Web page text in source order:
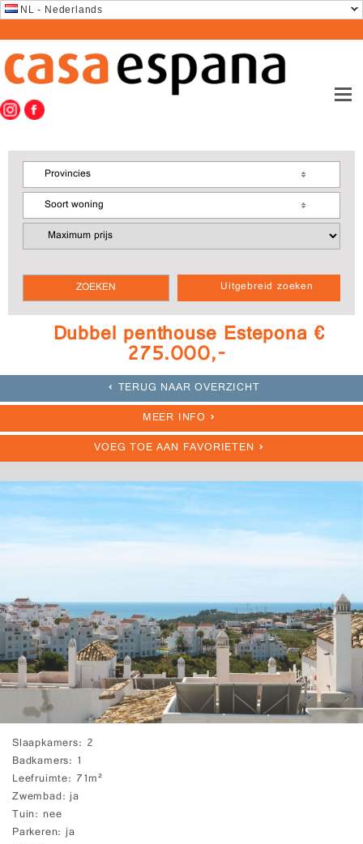
NL - Nederlands
Uitgebreid zoeken
Provincies
Soort woning
Dubbel penthouse Estepona €
275.000,-
TERUG NAAR OVERZICHT
MEER INFO
VOEG TOE AAN FAVORIETEN
Slaapkamers 2
Badkamers 1
Leefruimte 71m²
Zwembad ja
Tuin nee
Parkeren ja